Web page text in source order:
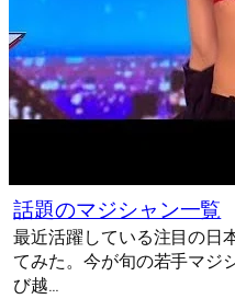
話題のマジシャン一覧
最近活躍している注目の日
てみた。今が旬の若手マジ
び越…